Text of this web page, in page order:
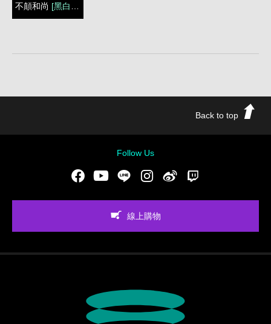
不顛和尚 [黑白佛]
Back to top
Follow Us
FacebookYoutubeLINE Instgram新浪微博
線上購物